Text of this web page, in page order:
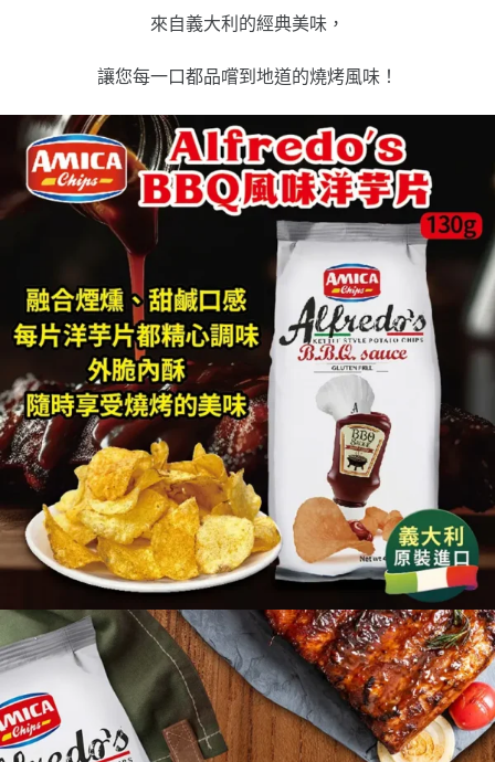
來自義大利的經典美味，
讓您每一口都品嚐到地道的燒烤風味！